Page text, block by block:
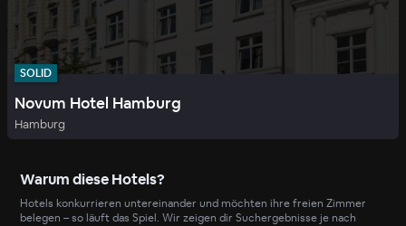
SOLID
Novum Hotel Hamburg
Hamburg
Warum diese Hotels?
Hotels konkurrieren untereinander und möchten ihre freien Zimmer
belegen – so läuft das Spiel. Wir zeigen dir Suchergebnisse je nach